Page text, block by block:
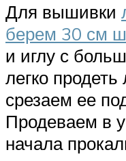
Для вышивки
берем 30 см
и иглу с
легко
срезаем ее
Продеваем в
начала